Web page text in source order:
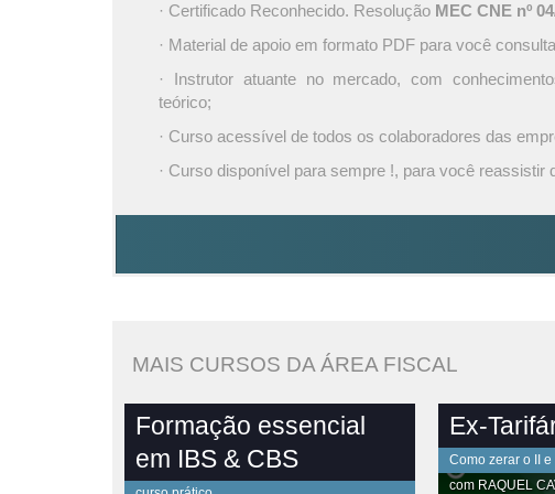
· Certificado Reconhecido. Resolução MEC CNE nº
· Material de apoio em formato PDF para você
· Instrutor atuante no mercado, com
teórico;
· Curso acessível de todos os colaboradores das
· Curso disponível para sempre !, para você reassistir
MAIS CURSOS DA ÁREA FISCAL
Formação essencial
em IBS & CBS
Ex-
Como zerar o II
com RAQUEL